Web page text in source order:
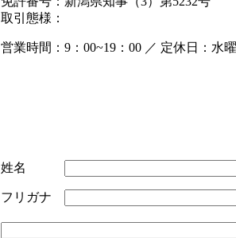
取引態様：
営業時間：9：00~19：00 ／ 定休日：水
姓名
フリガナ